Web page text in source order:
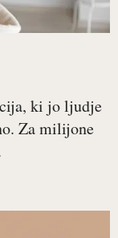
ki jo ljudje
Za milijone